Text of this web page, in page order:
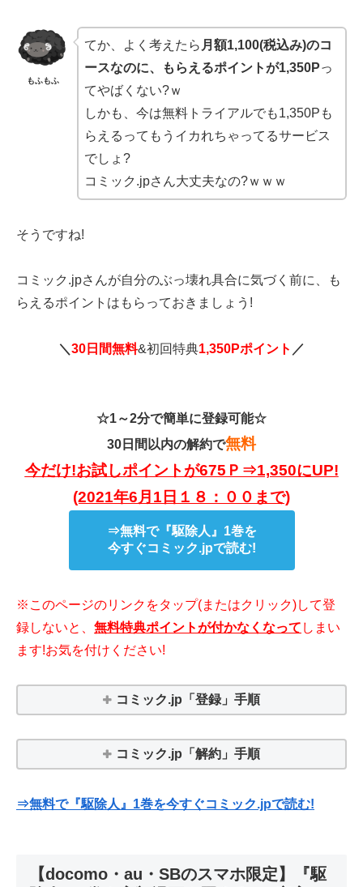
もふもふ
てか、よく考えたら 月額1,100(税込み)のコ
ースなのに、もらえるポイントが1,350Pっ
てやばくない?ｗ
しかも、今は無料トライアルでも1,350Pも
らえるってもうイカれちゃってるサービス
でしょ?
コミック.jpさん大丈夫なの?ｗｗｗ
そうですね!
コミック.jpさんが自分のぶっ壊れ具合に気づく前に、も
らえるポイントはもらっておきましょう!
＼ 30日間無料&初回特典1,350Pポイント ／
☆1～2分で簡単に登録可能☆
30日間以内の解約で無料
今だけ!お試しポイントが675Ｐ⇒1,350にUP!
(2021年6月1日１８：００まで)
⇒無料で『駆除人』1巻を
今すぐコミック.jpで読む!
※このページのリンクをタップ(またはクリック)して登
録しないと、 無料特典ポイントが付かなくなって しまい
ます!お気を付けください!
コミック.jp「登録」手順
コミック.jp「解約」手順
⇒無料で『駆除人』1巻を今すぐコミック.jpで読む!
【docomo・au・SBのスマホ限定】『駆